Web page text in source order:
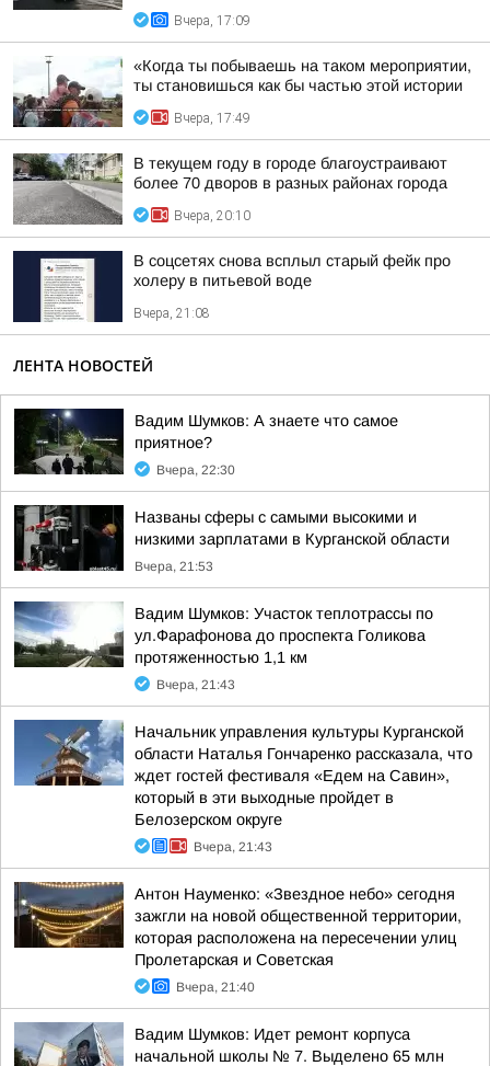
Вчера, 17:09
«Когда ты побываешь на таком мероприятии,
ты становишься как бы частью этой истории
Вчера, 17:49
В текущем году в городе благоустраивают
более 70 дворов в разных районах города
Вчера, 20:10
В соцсетях снова всплыл старый фейк про
холеру в питьевой воде
Вчера, 21:08
ЛЕНТА НОВОСТЕЙ
Вадим Шумков: А знаете что самое
приятное?
Вчера, 22:30
Названы сферы с самыми высокими и
низкими зарплатами в Курганской области
Вчера, 21:53
Вадим Шумков: Участок теплотрассы по
ул.Фарафонова до проспекта Голикова
протяженностью 1,1 км
Вчера, 21:43
Начальник управления культуры Курганской
области Наталья Гончаренко рассказала, что
ждет гостей фестиваля «Едем на Савин»,
который в эти выходные пройдет в
Белозерском округе
Вчера, 21:43
Антон Науменко: «Звездное небо» сегодня
зажгли на новой общественной территории,
которая расположена на пересечении улиц
Пролетарская и Советская
Вчера, 21:40
Вадим Шумков: Идет ремонт корпуса
начальной школы № 7. Выделено 65 млн